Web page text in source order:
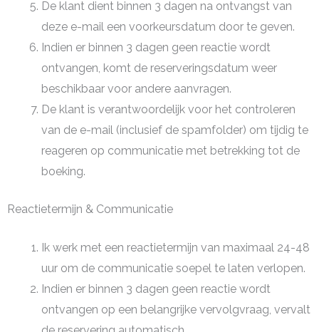
De klant dient binnen 3 dagen na ontvangst van
deze e-mail een voorkeursdatum door te geven.
Indien er binnen 3 dagen geen reactie wordt
ontvangen, komt de reserveringsdatum weer
beschikbaar voor andere aanvragen.
De klant is verantwoordelijk voor het controleren
van de e-mail (inclusief de spamfolder) om tijdig te
reageren op communicatie met betrekking tot de
boeking.
Reactietermijn & Communicatie
Ik werk met een reactietermijn van maximaal 24-48
uur om de communicatie soepel te laten verlopen.
Indien er binnen 3 dagen geen reactie wordt
ontvangen op een belangrijke vervolgvraag, vervalt